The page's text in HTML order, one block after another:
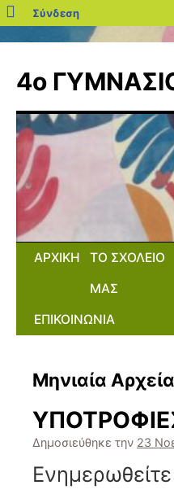
blogs.sch.gr
Σύνδεση
περιεχόμενο
4ο
ΑΡΧΙΚΗ
ΤΟ ΣΧΟΛΕΙΟ
ΜΑΣ
ΕΠΙΚΟΙΝΩΝΙΑ
Μηνιαία
Δημοσιεύθηκε την 23